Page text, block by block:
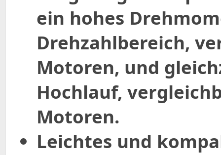
ein hohes
Drehzahlbereich,
Motoren, und
Hochlauf,
Motoren.
Leichtes und